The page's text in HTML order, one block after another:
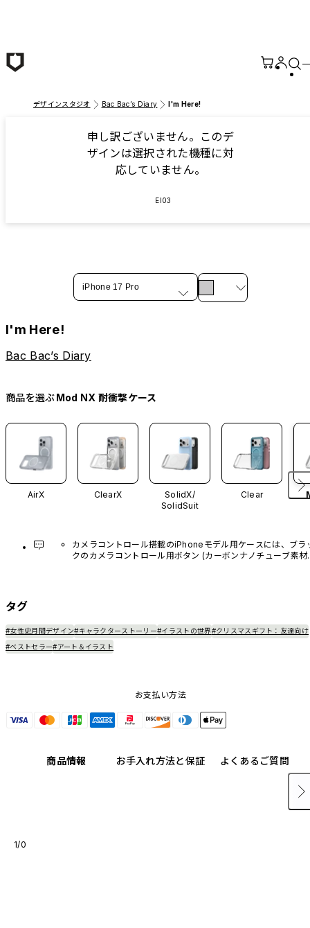
デザインスタジオ Bac Bac’s Diary I'm Here!
申し訳ございません。このデ
ザインは選択された機種に対
応していません。
EI03
iPhone 17 Pro
I'm Here!
Bac Bac’s Diary
商品を選ぶMod NX 耐衝撃ケース
AirX ClearX
SolidX/
SolidSuit
Clear
カメラコントロール搭載のiPhoneモデル用ケースには、ブラ
クのカメラコントロール用ボタン (カーボンナノチューブ素材)
タグ
#女性史月間デザイン#キャラクターストーリー#イラストの世界#クリスマスギフト：友達向け
#ベストセラー#アート＆イラスト
お支払い方法
商品情報 お手入れ方法と保証 よくあるご質問
1/0